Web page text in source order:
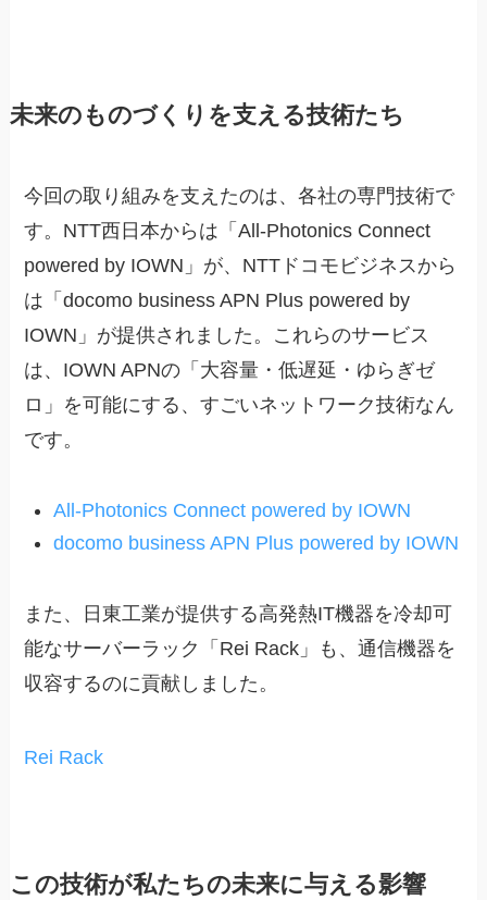
未来のものづくりを支える技術たち
今回の取り組みを支えたのは、各社の専門技術で
す。NTT西日本からは「All-Photonics Connect
powered by IOWN」が、NTTドコモビジネスから
は「docomo business APN Plus powered by
IOWN」が提供されました。これらのサービス
は、IOWN APNの「大容量・低遅延・ゆらぎゼ
ロ」を可能にする、すごいネットワーク技術なん
です。
All-Photonics Connect powered by IOWN
docomo business APN Plus powered by IOWN
また、日東工業が提供する高発熱IT機器を冷却可
能なサーバーラック「Rei Rack」も、通信機器を
収容するのに貢献しました。
Rei Rack
この技術が私たちの未来に与える影響